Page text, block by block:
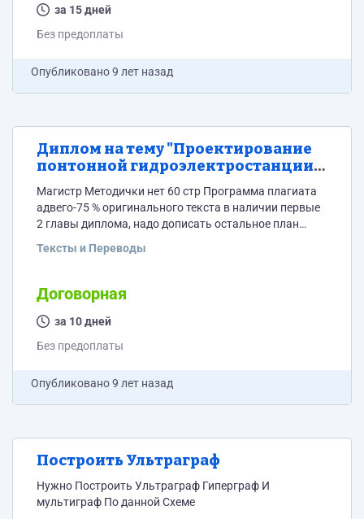
за 15 дней
Без предоплаты
Опубликовано9 лет назад
Диплом на тему "Проектирование
понтонной гидроэлектростанции
для применения в горной
местности"
Магистр Методички нет 60 стр Программа плагиата
адвего-75 % оригинального текста в наличии первые
2 главы диплома, надо дописать остальное план
условия расположения Понтонной
гидрографов средневодного года 1.3. Определение
максимального расчетного расхода 1.4. Построение
суточных графиков нагрузки на систему ПГЭС 1.5.
нагрузок на систему ПГЭС 1.6. Расчет режимов...
Тексты и Переводы
Договорная
за 10 дней
Без предоплаты
Опубликовано9 лет назад
Построить Ультраграф
Нужно Построить Ультраграф Гиперграф И
мультиграф По данной Схеме